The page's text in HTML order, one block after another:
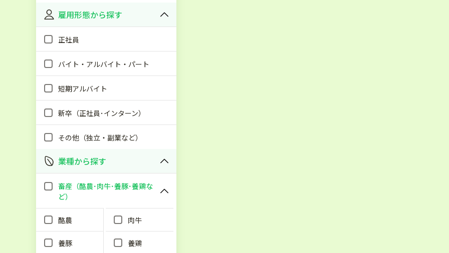
雇用形態から探す
正社員
バイト・アルバイト・パート
短期アルバイト
新卒（正社員･インターン）
その他（独立・副業など）
業種から探す
畜産（酪農･肉牛･養豚･養鶏な
ど）
酪農 肉牛
養豚 養鶏